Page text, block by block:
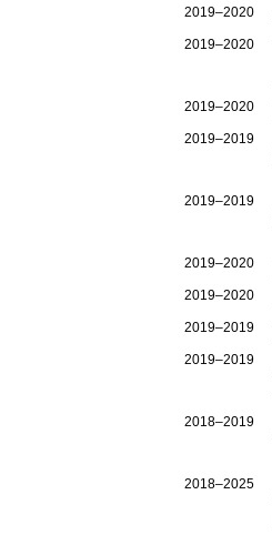
2019–2020
2019–2020
2019–2020
2019–2019
2019–2019
2019–2020
2019–2020
2019–2019
2019–2019
2018–2019
2018–2025